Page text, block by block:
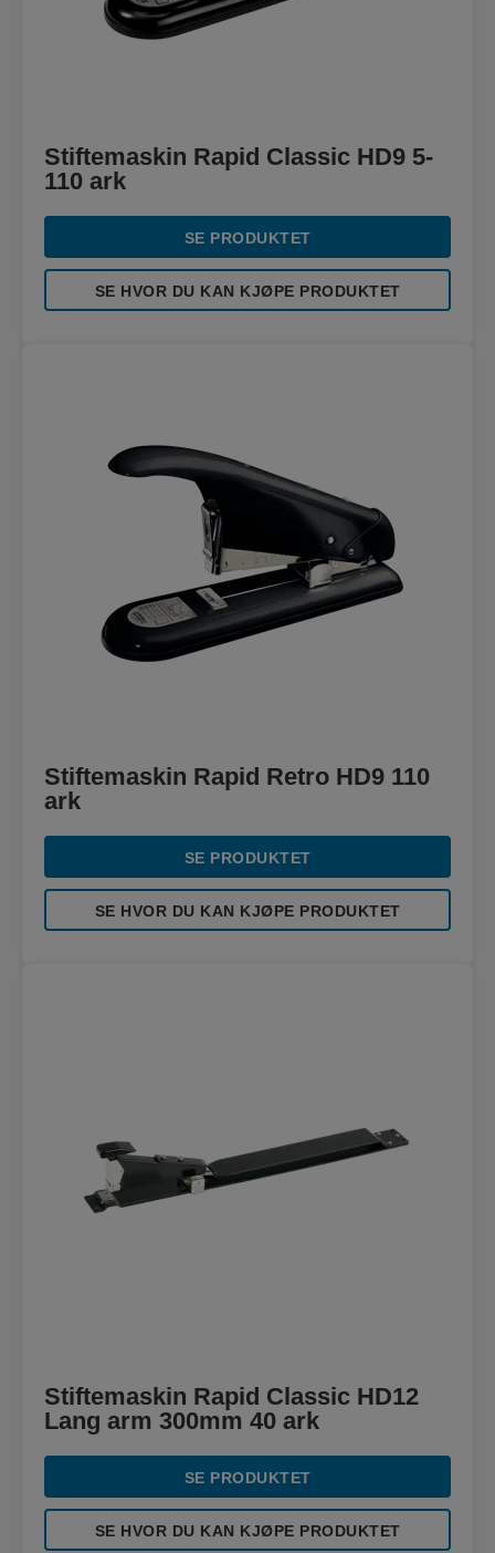
Stiftemaskin Rapid Classic HD9 5-
110 ark
SE PRODUKTET
SE HVOR DU KAN KJØPE PRODUKTET
Stiftemaskin Rapid Retro HD9 110
ark
SE PRODUKTET
SE HVOR DU KAN KJØPE PRODUKTET
Stiftemaskin Rapid Classic HD12
Lang arm 300mm 40 ark
SE PRODUKTET
SE HVOR DU KAN KJØPE PRODUKTET